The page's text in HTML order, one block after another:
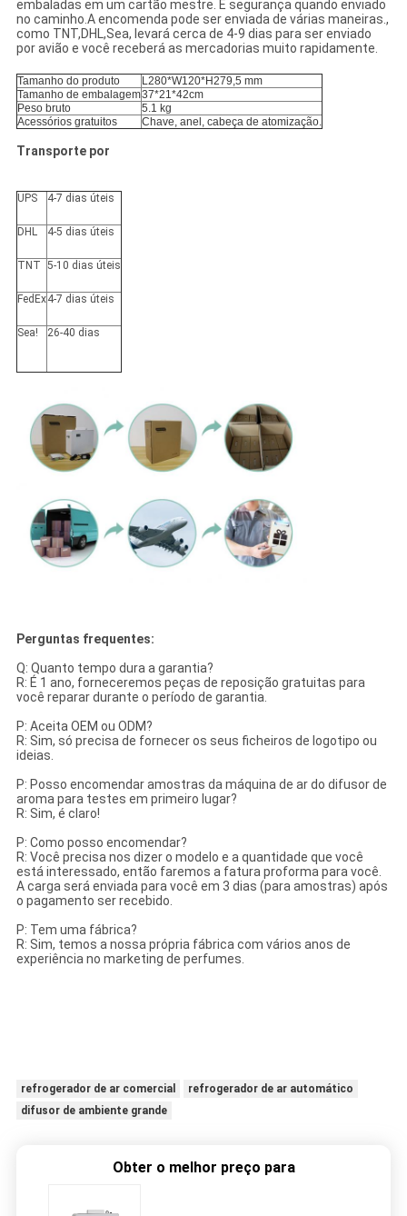
embaladas em um cartão mestre. É segurança quando enviado
no caminho.A encomenda pode ser enviada de várias maneiras.,
como TNT,DHL,Sea, levará cerca de 4-9 dias para ser enviado
por avião e você receberá as mercadorias muito rapidamente.
Tamanho do produto
L280*W120*H279,5 mm
Tamanho de embalagem37*21*42cm
Peso bruto
5.1 kg
Acessórios gratuitos
Chave, anel, cabeça de atomização.
Transporte por
UPS 4-7 dias úteis
DHL 4-5 dias úteis
TNT 5-10 dias úteis
FedEx4-7 dias úteis
Sea! 26-40 dias
Perguntas frequentes:
Q: Quanto tempo dura a garantia?
R: É 1 ano, forneceremos peças de reposição gratuitas para
você reparar durante o período de garantia.
P: Aceita OEM ou ODM?
R: Sim, só precisa de fornecer os seus ficheiros de logotipo ou
ideias.
P: Posso encomendar amostras da máquina de ar do difusor de
aroma para testes em primeiro lugar?
R: Sim, é claro!
P: Como posso encomendar?
R: Você precisa nos dizer o modelo e a quantidade que você
está interessado, então faremos a fatura proforma para você.
A carga será enviada para você em 3 dias (para amostras) após
o pagamento ser recebido.
P: Tem uma fábrica?
R: Sim, temos a nossa própria fábrica com vários anos de
experiência no marketing de perfumes.
refrogerador de ar comercial
refrogerador de ar automático
difusor de ambiente grande
Obter o melhor preço para